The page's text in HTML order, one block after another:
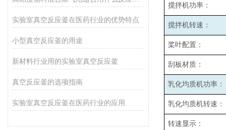
实验室真空反应釜在医药行业的优势特点
小型真空反应釜的用途
新材料行业用的实验室真空反应釜
真空反应釜的选项指南
实验室真空反应釜在医药行业的应用
搅拌机功率：
搅拌机转速：
桨叶配置：
刮板材质：
乳化均质机功率：
乳化均质机转速：
转速显示：